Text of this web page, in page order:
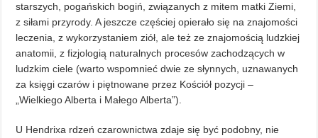
starszych, pogańskich bogiń, związanych z mitem matki Ziemi,
z siłami przyrody. A jeszcze częściej opierało się na znajomości
leczenia, z wykorzystaniem ziół, ale też ze znajomością ludzkiej
anatomii, z fizjologią naturalnych procesów zachodzących w
ludzkim ciele (warto wspomnieć dwie ze słynnych, uznawanych
za księgi czarów i piętnowane przez Kościół pozycji –
„Wielkiego Alberta i Małego Alberta”).
U Hendrixa rdzeń czarownictwa zdaje się być podobny, nie